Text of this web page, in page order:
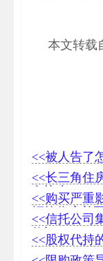
本文转载
<<被人告了
<<长三角住
息协查
<<购买严重
拒绝收房并
<<信托公司
修订)
<<股权代持